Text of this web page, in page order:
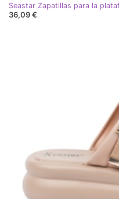
Seastar Zapatillas para la
36,09 €